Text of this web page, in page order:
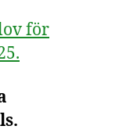
för